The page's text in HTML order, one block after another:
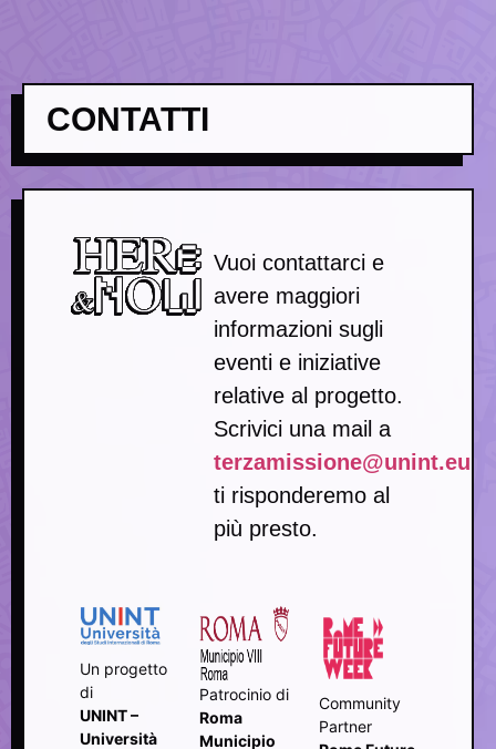
CONTATTI
Vuoi contattarci e
avere maggiori
informazioni sugli
eventi e iniziative
relative al progetto.
Scrivici una mail a
terzamissione@unint.eu
ti risponderemo al
più presto.
Un progetto
di
UNINT –
Università
Patrocinio di
Roma
Municipio
Community
Partner